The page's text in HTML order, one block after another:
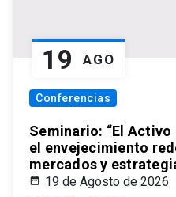
19 AGO
Conferencias
Seminario: “El
el envejecimiento
mercados y
19 de Agosto de 2026